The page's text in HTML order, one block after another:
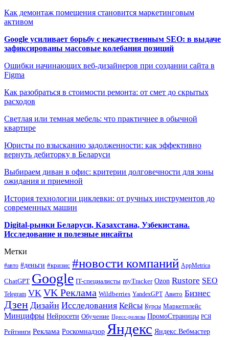
Как демонтаж помещения становится маркетинговым
активом
Google усиливает борьбу с некачественным SEO: в выдаче
зафиксированы массовые колебания позиций
Ошибки начинающих веб-дизайнеров при создании сайта в
Figma
Как разобраться в стоимости ремонта: от смет до скрытых
расходов
Светлая или темная мебель: что практичнее в обычной
квартире
Юристы по взысканию задолженности: как эффективно
вернуть дебиторку в Беларуси
Выбираем диван в офис: критерии долговечности для зоны
ожидания и приемной
История технологии циклевки: от ручных инструментов до
современных машин
Digital-рынки Беларуси, Казахстана, Узбекистана.
Исследование и полезные инсайты
Метки
#авто #деньги #кризис #новости компаний AppMetrica
ChatGPT Google IT-специалисты myTracker Ozon Rustore SEO
Telegram VK VK Реклама Wildberries YandexGPT Авито Бизнес
Дзен Дизайн Исследования Кейсы Курсы Маркетплейс
Минцифры Нейросети Обучение Пресс-релизы ПромоСтраницы РСЯ
Рейтинги Реклама Роскомнадзор Яндекс Яндекс.Вебмастер